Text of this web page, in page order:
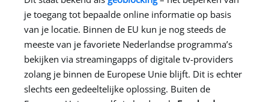
je toegang tot bepaalde online informatie op basis
van je locatie. Binnen de EU kun je nog steeds de
meeste van je favoriete Nederlandse programma’s
bekijken via streamingapps of digitale tv-providers
zolang je binnen de Europese Unie blijft. Dit is echter
slechts een gedeeltelijke oplossing. Buiten de